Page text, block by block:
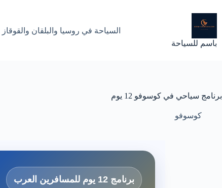
إلى
المحتوى
باسم للسياحة
السياحة في روسيا والبلقان والقوقاز
برنامج سياحي في كوسوفو 12 يوم
كوسوفو
برنامج 12 يوم للمسافرين العرب